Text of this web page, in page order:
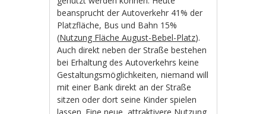
beansprucht der Autoverkehr 41% der
Platzfläche, Bus und Bahn 15%
(Nutzung Fläche August-Bebel-Platz).
Auch direkt neben der Straße bestehen
bei Erhaltung des Autoverkehrs keine
Gestaltungsmöglichkeiten, niemand will
mit einer Bank direkt an der Straße
sitzen oder dort seine Kinder spielen